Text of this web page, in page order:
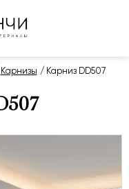
Карнизы Карниз DD507